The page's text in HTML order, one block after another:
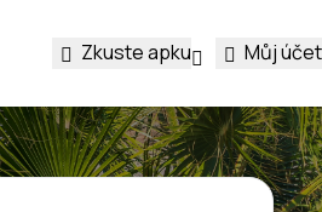
Zkuste apku Můj účet